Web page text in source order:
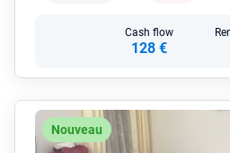
Cash flow
128 €
Nouveau